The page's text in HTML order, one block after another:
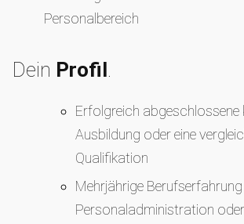
Personalbereich
Dein Profil.
Erfolgreich
Ausbildung oder eine
Qualifikation
Mehrjährige
Personaladministration